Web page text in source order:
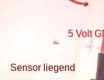
5 Volt
Sensor liegend